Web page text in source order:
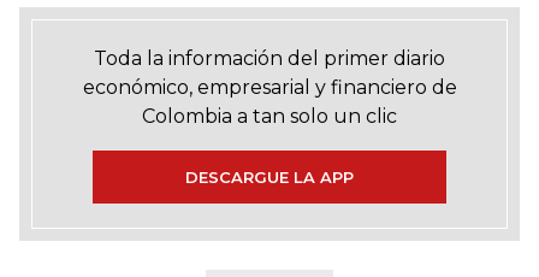
Toda la información del primer diario
económico, empresarial y financiero de
Colombia a tan solo un clic
DESCARGUE LA APP